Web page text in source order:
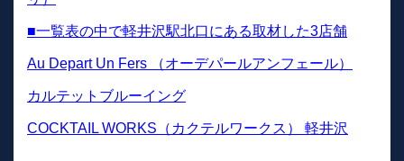
■一覧表の中で軽井沢駅北口にある取材した3店舗
Au Depart Un Fers （オーデパールアンフェール）
カルテットブルーイング
COCKTAIL WORKS（カクテルワークス） 軽井沢